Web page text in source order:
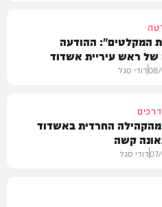
המקלטים": ההודעה
של ראש עיריית אשדוד
דודי סגל
החרדית באשדוד
קשה
דודי סגל